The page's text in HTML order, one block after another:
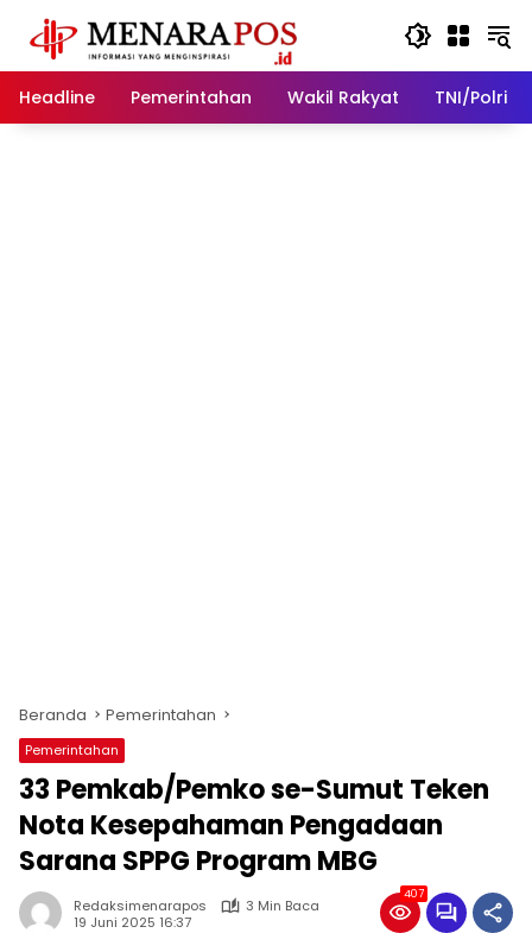
konten
Headline
Pemerintahan Wakil Rakyat TNI/Polri
Beranda Pemerintahan
Pemerintahan
33 Pemkab/Pemko se-Sumut Teken
Nota Kesepahaman Pengadaan
Sarana SPPG Program MBG
Redaksimenarapos
3 Min Baca
19 Juni 2025 16:37
407